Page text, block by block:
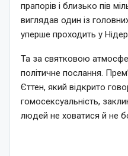
прапорів і близько пів
виглядав один із
уперше проходить у
Та за святковою
політичне послання.
Єттен, який відкрито
гомосексуальність,
людей не ховатися й не